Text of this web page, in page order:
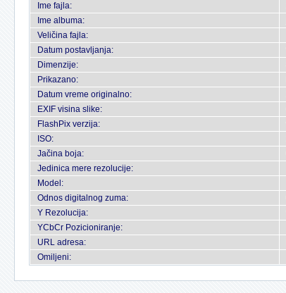
Ime fajla:
Ime albuma:
Veličina fajla:
Datum postavljanja:
Dimenzije:
Prikazano:
Datum vreme originalno:
EXIF visina slike:
FlashPix verzija:
ISO:
Jačina boja:
Jedinica mere rezolucije:
Model:
Odnos digitalnog zuma:
Y Rezolucija:
YCbCr Pozicioniranje:
URL adresa:
Omiljeni: